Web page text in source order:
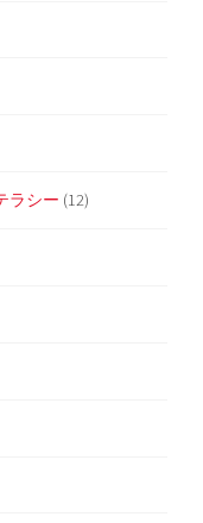
ラシー (12)